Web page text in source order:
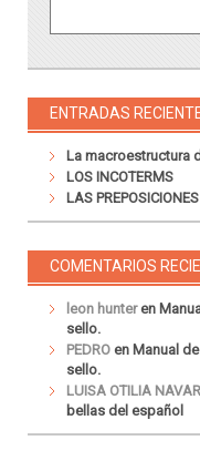
ENTRADAS
La macroestructura
LOS INCOTERMS
LAS
COMENTARIOS
leon hunteren
sello.
PEDRO en Manual
sello.
LUISA OTILIA
bellas del español